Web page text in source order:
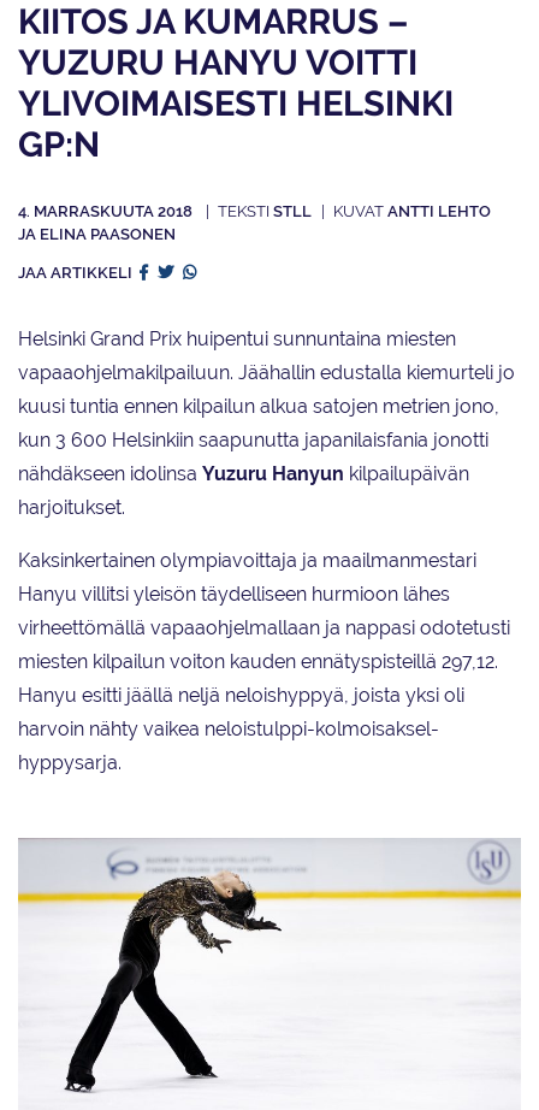
KIITOS JA KUMARRUS –
YUZURU HANYU VOITTI
YLIVOIMAISESTI HELSINKI
GP:N
4. MARRASKUUTA 2018 STLL
ANTTI LEHTO
JA ELINA PAASONEN
JAA ARTIKKELI
Helsinki Grand Prix huipentui sunnuntaina miesten
vapaaohjelmakilpailuun. Jäähallin edustalla kiemurteli jo
kuusi tuntia ennen kilpailun alkua satojen metrien jono,
kun 3 600 Helsinkiin saapunutta japanilaisfania jonotti
nähdäkseen idolinsa Yuzuru Hanyun kilpailupäivän
harjoitukset.
Kaksinkertainen olympiavoittaja ja maailmanmestari
Hanyu villitsi yleisön täydelliseen hurmioon lähes
virheettömällä vapaaohjelmallaan ja nappasi odotetusti
miesten kilpailun voiton kauden ennätyspisteillä 297,12.
Hanyu esitti jäällä neljä neloishyppyä, joista yksi oli
harvoin nähty vaikea neloistulppi-kolmoisaksel-
hyppysarja.